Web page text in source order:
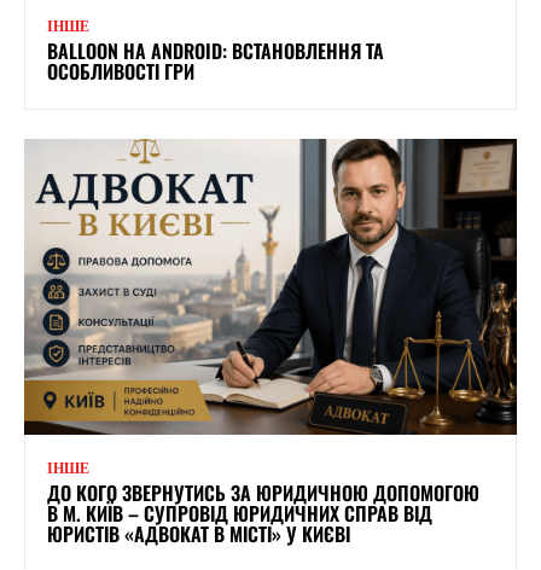
ІНШЕ
BALLOON НА ANDROID: ВСТАНОВЛЕННЯ ТА
ОСОБЛИВОСТІ ГРИ
ІНШЕ
ДО КОГО ЗВЕРНУТИСЬ ЗА ЮРИДИЧНОЮ ДОПОМОГОЮ
В М. КИЇВ – СУПРОВІД ЮРИДИЧНИХ СПРАВ ВІД
ЮРИСТІВ «АДВОКАТ В МІСТІ» У КИЄВІ